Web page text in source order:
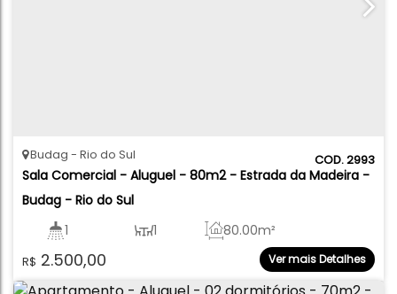
2993
Sala Comercial - Aluguel - 80m2 - Estrada da Madeira -
Budag - Rio do Sul
R$ 2.500,00
Budag Rio do Sul
1 1 80.00m²
Ver mais Detalhes